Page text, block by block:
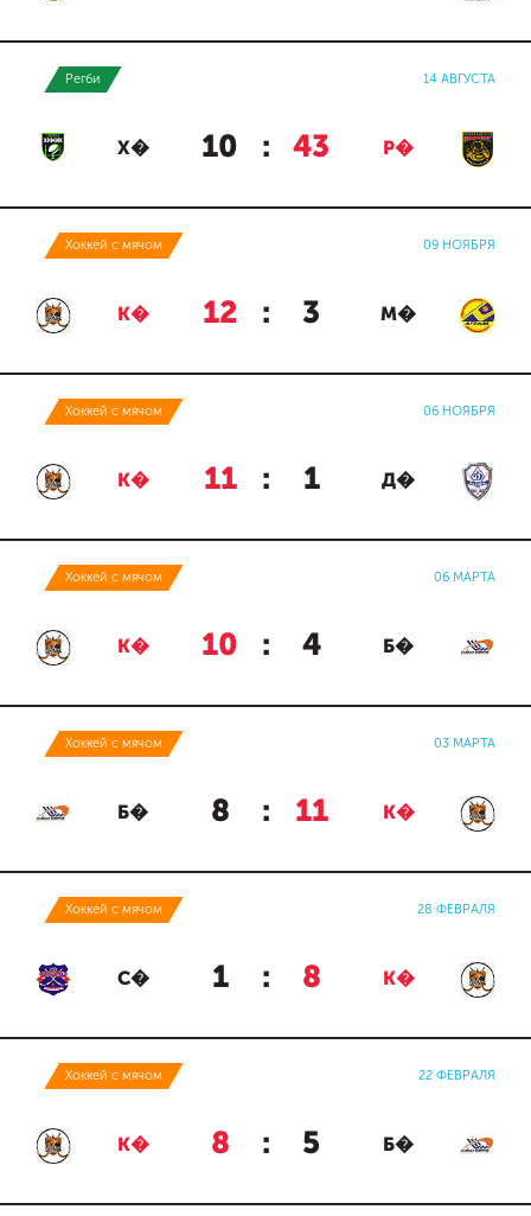
Регби 14 АВГУСТА
Х� 10 : 43 Р�
Хоккей с мячом 09 НОЯБРЯ
К� 12 : 3 М�
Хоккей с мячом 06 НОЯБРЯ
К� 11 : 1 Д�
Хоккей с мячом 06 МАРТА
К� 10 : 4 Б�
Хоккей с мячом 03 МАРТА
Б� 8 : 11 К�
Хоккей с мячом 28 ФЕВРАЛЯ
С� 1 : 8 К�
Хоккей с мячом 22 ФЕВРАЛЯ
К� 8 : 5 Б�